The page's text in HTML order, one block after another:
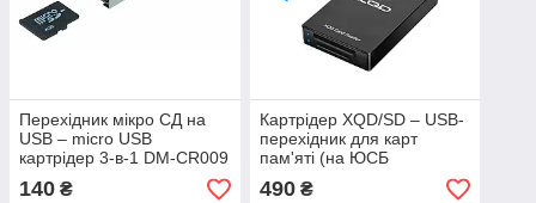
Перехідник мікро СД на
USB – micro USB
картрідер 3-в-1 DM-CR009
140 ₴
Картрідер XQD/SD – USB-
перехідник для карт
пам'яті (на ЮСБ
інтерфейс комп'ютера)
490₴